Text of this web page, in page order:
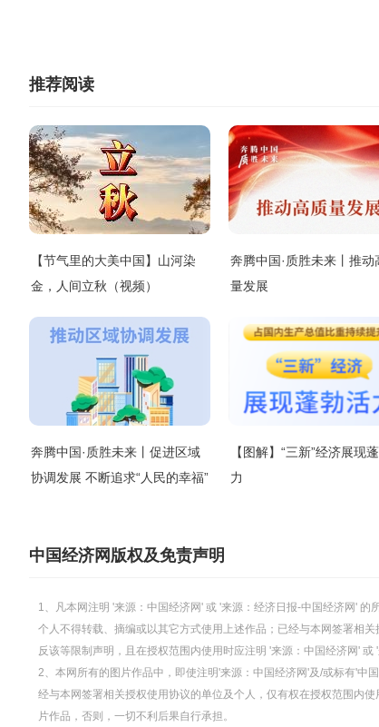
推荐阅读
【节气里的大美中国】山河染
金，人间立秋（视频）
奔腾中国·质胜未来丨推动
量发展
奔腾中国·质胜未来丨促进区域
协调发展 不断追求“人民的幸福”
【图解】“三新”经济展现
力
中国经济网版权及免责声明
1、凡本网注明 '来源：中国经济网' 或 '来源：经济日报-中国经济网'
个人不得转载、摘编或以其它方式使用上述作品；已经与本网签署相
反该等限制声明，且在授权范围内使用时应注明 '来源：中国经济网'
2、本网所有的图片作品中，即使注明'来源：中国经济网'及/或标有'中
经与本网签署相关授权使用协议的单位及个人，仅有权在授权范围内
片作品，否则，一切不利后果自行承担。